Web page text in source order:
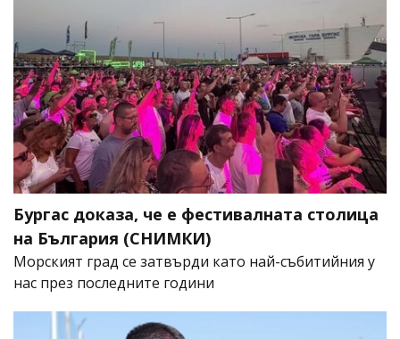
Бургас доказа, че е фестивалната столица
на България (СНИМКИ)
Морският град се затвърди като най-събитийния у
нас през последните години